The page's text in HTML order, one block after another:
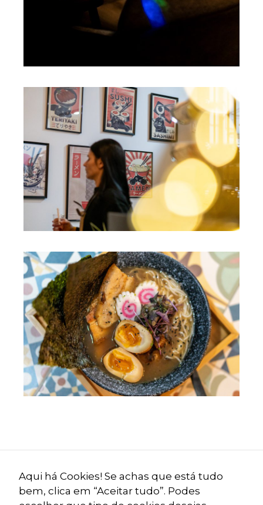
Próximo Projeto
Aqui há Cookies! Se achas que está tudo
bem, clica em “Aceitar tudo”. Podes